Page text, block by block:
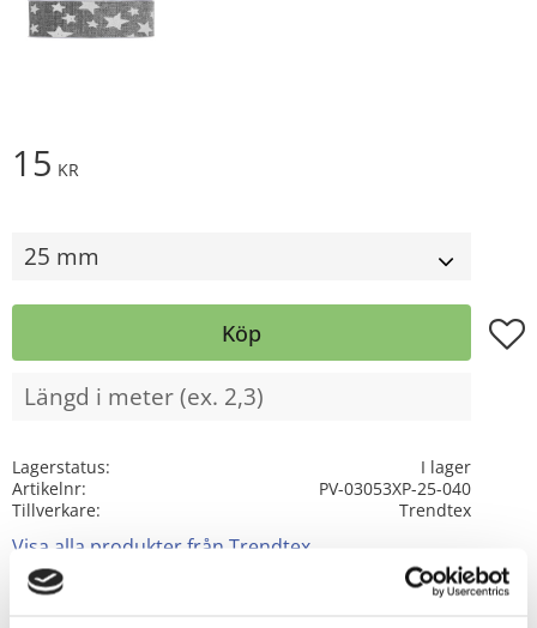
15 KR
Köp
Lagerstatus
I lager
Artikelnr
PV-03053XP-25-040
Tillverkare
Trendtex
Visa alla produkter från Trendtex